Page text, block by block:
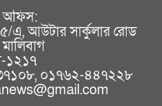
অফিস:
এ, আউটার সার্কুলার রোড
১২১৭
০১৭৬২-৪৪৭২২৮